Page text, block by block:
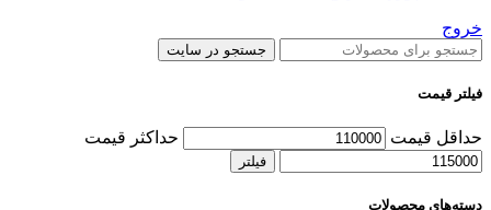
خروج
جستجو در سایت
فیلتر قیمت
حداقل قیمت حداکثر قیمت
فیلتر
دسته‌های محصولات